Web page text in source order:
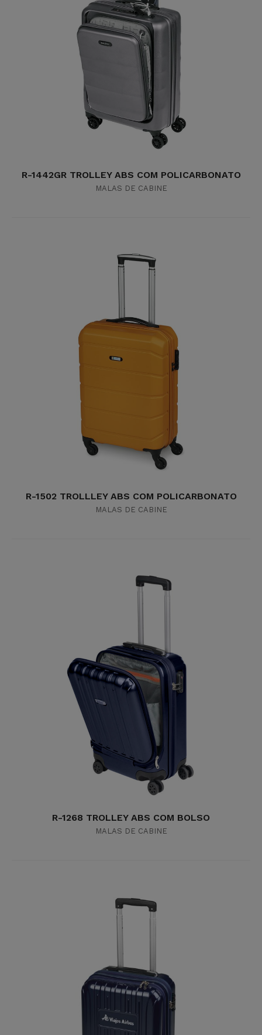
R-1442GR TROLLEY ABS COM POLICARBONATO
MALAS DE CABINE
R-1502 TROLLLEY ABS COM POLICARBONATO
MALAS DE CABINE
R-1268 TROLLEY ABS COM BOLSO
MALAS DE CABINE